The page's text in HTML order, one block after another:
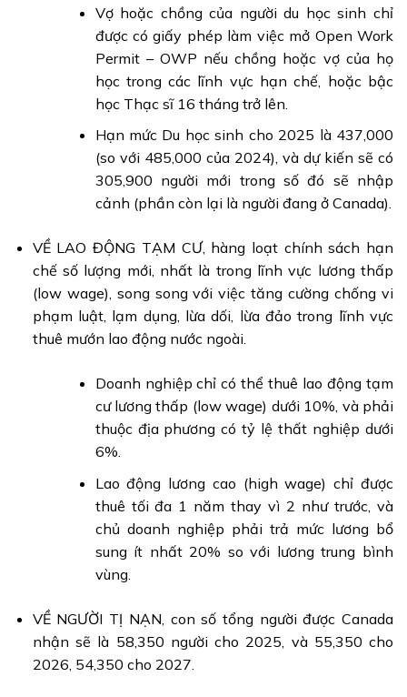
Vợ hoặc chồng của người du học sinh chỉ
được có giấy phép làm việc mở Open Work
Permit – OWP nếu chồng hoặc vợ của họ
học trong các lĩnh vực hạn chế, hoặc bậc
học Thạc sĩ 16 tháng trở lên.
Hạn mức Du học sinh cho 2025 là 437,000
(so với 485,000 của 2024), và dự kiến sẽ có
305,900 người mới trong số đó sẽ nhập
cảnh (phần còn lại là người đang ở Canada).
VỀ LAO ĐỘNG TẠM CƯ, hàng loạt chính sách hạn
chế số lượng mới, nhất là trong lĩnh vực lương thấp
(low wage), song song với việc tăng cường chống vi
phạm luật, lạm dụng, lừa dối, lừa đảo trong lĩnh vực
thuê mướn lao động nước ngoài.
Doanh nghiệp chỉ có thể thuê lao động tạm
cư lương thấp (low wage) dưới 10%, và phải
thuộc địa phương có tỷ lệ thất nghiệp dưới
6%.
Lao động lương cao (high wage) chỉ được
thuê tối đa 1 năm thay vì 2 như trước, và
chủ doanh nghiệp phải trả mức lương bổ
sung ít nhất 20% so với lương trung bình
vùng.
VỀ NGƯỜI TỊ NẠN, con số tổng người được Canada
nhận sẽ là 58,350 người cho 2025, và 55,350 cho
2026, 54,350 cho 2027.